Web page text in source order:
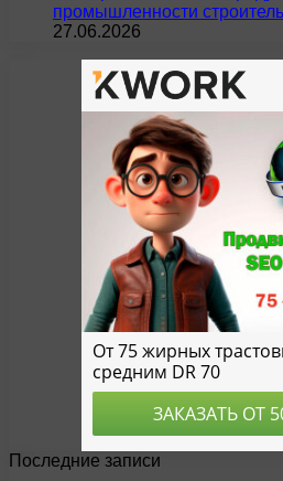
промышленности
27.06.2026
Последние записи